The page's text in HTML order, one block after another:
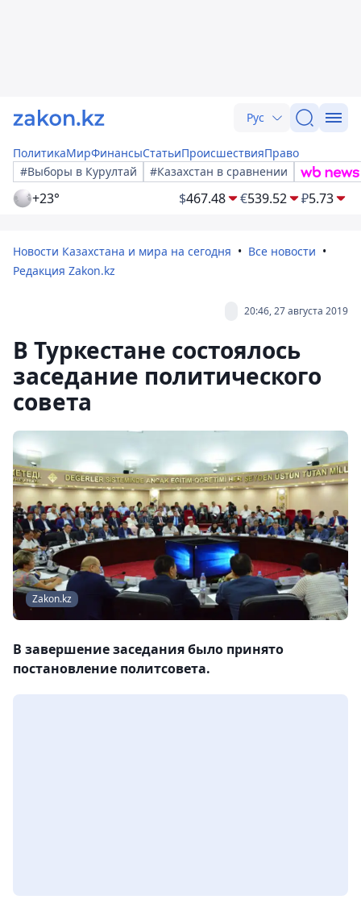
Рус
ПолитикаМирФинансыСтатьиПроисшествияПраво
#Выборы в Курултай
#Казахстан в сравнении
+23° $467.48 €539.52 ₽5.73
Новости Казахстана и мира на сегодня
Все новости
Редакция Zakon.kz
20:46, 27 августа 2019
В Туркестане состоялось
заседание политического
совета
Zakon.kz
В завершение заседания было принято
постановление политсовета.